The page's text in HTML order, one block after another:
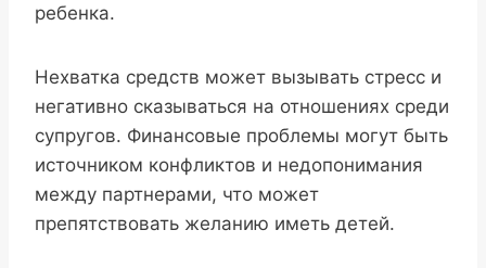
ребенка.
Нехватка средств может вызывать стресс и
негативно сказываться на отношениях среди
супругов. Финансовые проблемы могут быть
источником конфликтов и недопонимания
между партнерами, что может
препятствовать желанию иметь детей.